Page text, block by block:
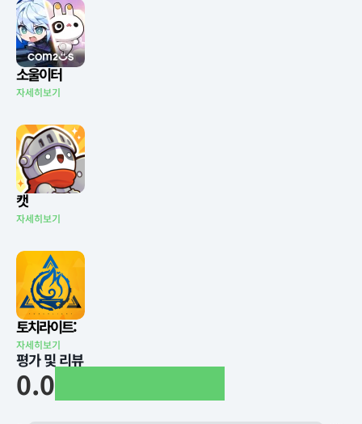
소울이터
자세히보기
캣
자세히보기
토치라이트:
자세히보기
평가 및 리뷰
0.0